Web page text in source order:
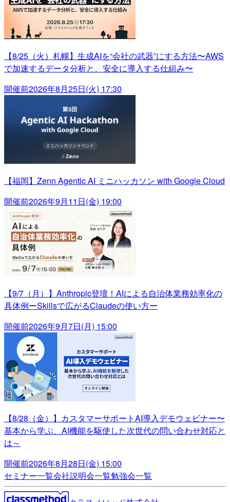
【8/25（火）札幌】生成AIを“会社の武器”にする方法〜AWS
で加速するデータ分析と、安全に導入する仕組み〜
開催前2026年8月25日(火) 17:30
【福岡】Zenn Agentic AI ミニハッカソン with Google Cloud
開催前2026年9月11日(金) 19:00
【9/7（月）】Anthropic登壇！AIによる自治体業務効率化の
具体例ーSkillsで広がるClaudeの使い方ー
開催前2026年9月7日(月) 15:00
【8/28（金）】カスタマーサポートAI導入デモウェビナー〜
基本から学ぶ、AI機能を駆使した次世代の問い合わせ対応と
は～
開催前2026年8月28日(金) 15:00
セミナー一覧会社説明会一覧勉強会一覧